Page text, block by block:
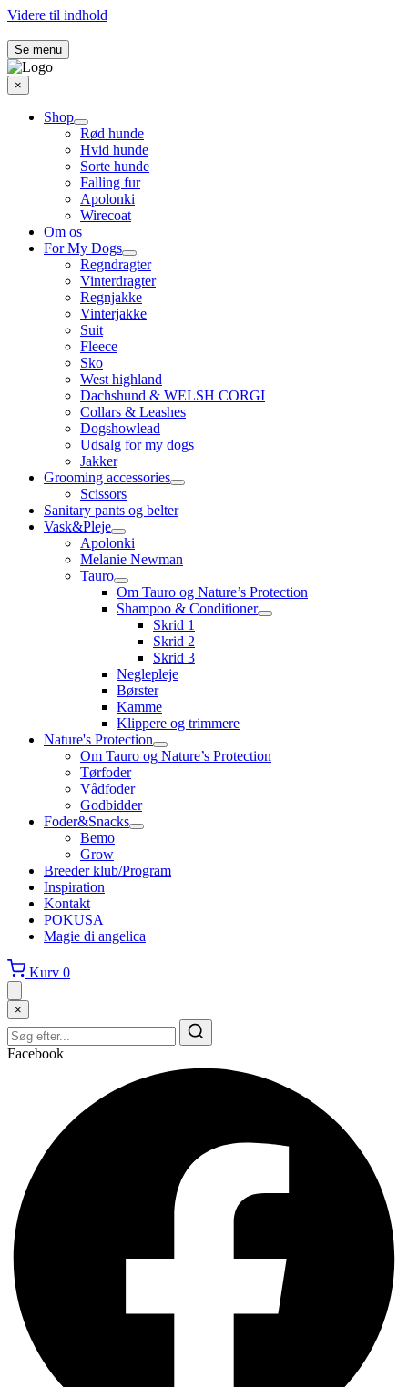
Videre til indhold
Se menu
×
Shop
Rød hunde
Hvid hunde
Sorte hunde
Falling fur
Apolonki
Wirecoat
Om os
For My Dogs
Regndragter
Vinterdragter
Regnjakke
Vinterjakke
Suit
Fleece
Sko
West highland
Dachshund & WELSH CORGI
Collars & Leashes
Dogshowlead
Udsalg for my dogs
Jakker
Grooming accessories
Scissors
Sanitary pants og belter
Vask&Pleje
Apolonki
Melanie Newman
Tauro
Om Tauro og Nature’s Protection
Shampoo & Conditioner
Skrid 1
Skrid 2
Skrid 3
Neglepleje
Børster
Kamme
Klippere og trimmere
Nature's Protection
Om Tauro og Nature’s Protection
Tørfoder
Vådfoder
Godbidder
Foder&Snacks
Bemo
Grow
Breeder klub/Program
Inspiration
Kontakt
POKUSA
Magie di angelica
Kurv 0
×
Facebook